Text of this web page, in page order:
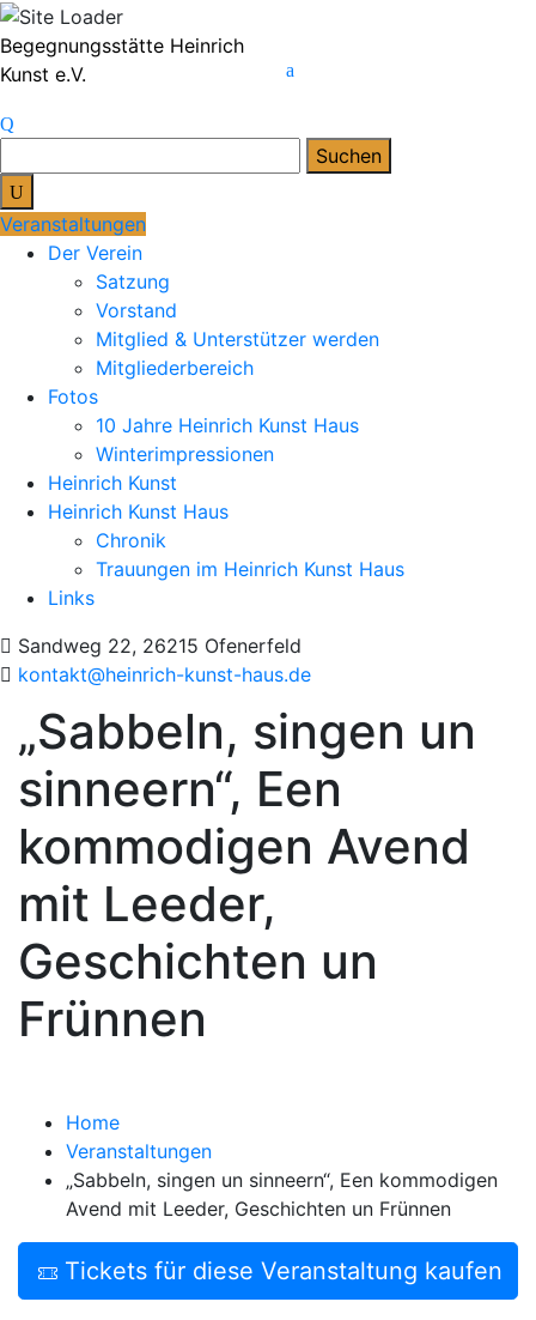
Skip
to
Begegnungsstätte Heinrich
Kunst e.V.
nach:
Veranstaltungen
Der Verein
Satzung
Vorstand
Mitglied & Unterstützer werden
Mitgliederbereich
Fotos
10 Jahre Heinrich Kunst Haus
Winterimpressionen
Heinrich Kunst
Heinrich Kunst Haus
Chronik
Trauungen im Heinrich Kunst Haus
Links
Sandweg 22, 26215 Ofenerfeld
kontakt@heinrich-kunst-haus.de
„Sabbeln, singen un
sinneern“, Een
kommodigen Avend
mit Leeder,
Geschichten un
Frünnen
Home
Veranstaltungen
„Sabbeln, singen un sinneern“, Een kommodigen
Avend mit Leeder, Geschichten un Frünnen
Tickets für diese Veranstaltung kaufen